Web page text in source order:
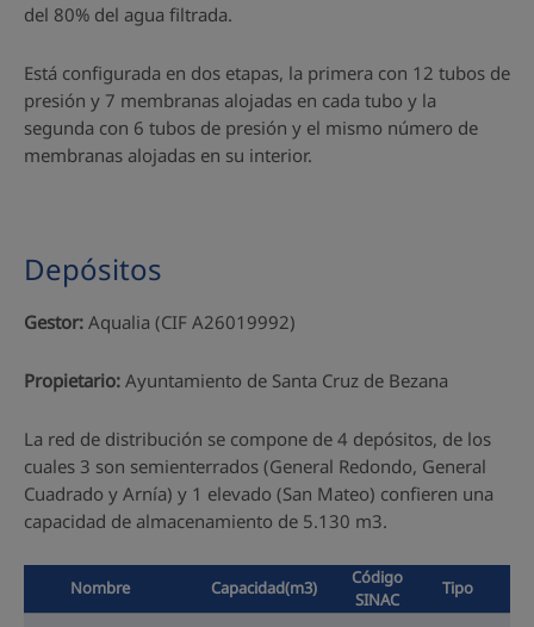
del 80% del agua filtrada.
Está configurada en dos etapas, la primera con 12 tubos de
presión y 7 membranas alojadas en cada tubo y la
segunda con 6 tubos de presión y el mismo número de
membranas alojadas en su interior.
Depósitos
Gestor: Aqualia (CIF A26019992)
Propietario: Ayuntamiento de Santa Cruz de Bezana
La red de distribución se compone de 4 depósitos, de los
cuales 3 son semienterrados (General Redondo, General
Cuadrado y Arnía) y 1 elevado (San Mateo) confieren una
capacidad de almacenamiento de 5.130 m3.
Nombre Capacidad(m3)
Código
SINAC
Tipo